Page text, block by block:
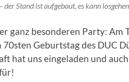
der Stand ist aufgebaut, es kann
ganz besonderen Party: Am
70sten Geburtstag des DUC
hat uns eingeladen und